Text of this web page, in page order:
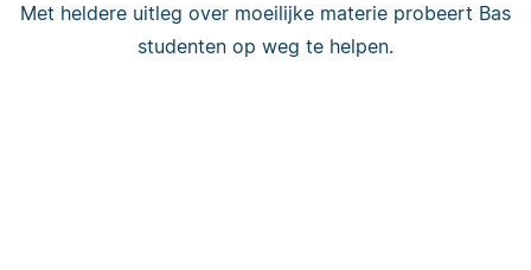
Met heldere uitleg over moeilijke materie probeert Bas
studenten op weg te helpen.